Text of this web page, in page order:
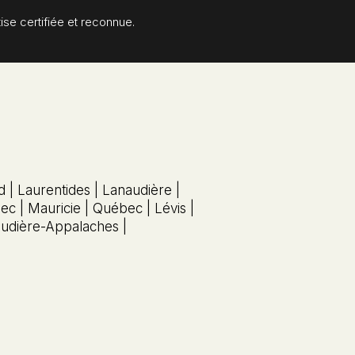
certifiée et reconnue.
Laurentides | Lanaudière |
| Mauricie | Québec | Lévis |
Appalaches |